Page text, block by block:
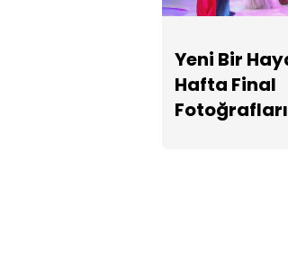
Yeni Bir
Hafta Final
Fotoğrafları